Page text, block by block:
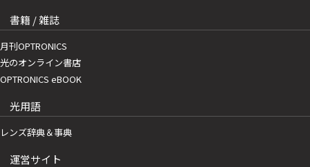
書籍 / 雑誌
月刊OPTRONICS
光のオンライン書店
OPTRONICS eBOOK
光用語
レンズ辞典＆事典
運営サイト